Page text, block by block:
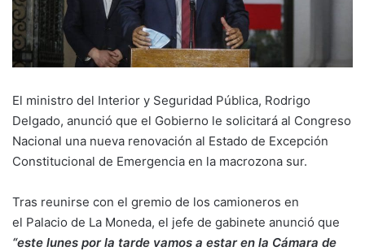
El ministro del Interior y Seguridad Pública, Rodrigo
Delgado, anunció que el Gobierno le solicitará al Congreso
Nacional una nueva renovación al Estado de Excepción
Constitucional de Emergencia en la macrozona sur.
Tras reunirse con el gremio de los camioneros en
el Palacio de La Moneda, el jefe de gabinete anunció que
“este lunes por la tarde vamos a estar en la Cámara de